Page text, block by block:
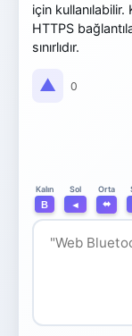
için
HTTPS
sınırlıdır.
▲ 0
Kalın
B
Sol
◄
Orta
⬌